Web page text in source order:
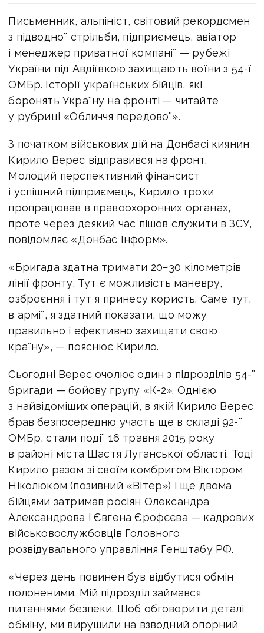
Письменник, альпініст, світовий рекордсмен
з підводної стрільби, підприємець, авіатор
і менеджер приватної компанії — рубежі
України під Авдіївкою захищають воїни з 54-ї
ОМБр. Історії українських бійців, які
боронять Україну на фронті — читайте
у рубриці «Обличчя передової».
З початком військових дій на Донбасі киянин
Кирило Верес відправився на фронт.
Молодий перспективний фінансист
і успішний підприємець, Кирило трохи
пропрацював в правоохоронних органах,
проте через деякий час пішов служити в ЗСУ,
повідомляє «Донбас Інформ».
«Бригада здатна тримати 20−30 кілометрів
лінії фронту. Тут є можливість маневру,
озброєння і тут я принесу користь. Саме тут,
в армії, я здатний показати, що можу
правильно і ефективно захищати свою
країну», — пояснює Кирило.
Сьогодні Верес очолює один з підрозділів 54-ї
бригади — бойову групу «К-2». Однією
з найвідоміших операцій, в якій Кирило Верес
брав безпосередню участь ще в складі 92-ї
ОМБр, стали події 16 травня 2015 року
в районі міста Щастя Луганської області. Тоді
Кирило разом зі своїм комбригом Віктором
Ніколюком (позивний «Вітер») і ще двома
бійцями затримав росіян Олександра
Александрова і Євгена Єрофєєва — кадрових
військовослужбовців Головного
розвідувального управління Генштабу РФ.
«Через день повинен був відбутися обмін
полоненими. Мій підрозділ займався
питаннями безпеки. Щоб обговорити деталі
обміну, ми вирушили на взводний опорний